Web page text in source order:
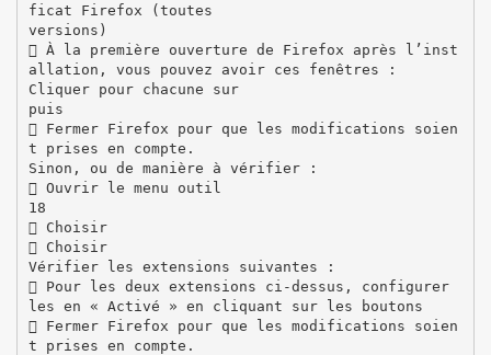
ficat Firefox (toutes
versions)
 À la première ouverture de Firefox après l’inst
allation, vous pouvez avoir ces fenêtres :
Cliquer pour chacune sur
puis
 Fermer Firefox pour que les modifications soien
t prises en compte.
Sinon, ou de manière à vérifier :
 Ouvrir le menu outil
18
 Choisir
 Choisir
Vérifier les extensions suivantes :
 Pour les deux extensions ci-dessus, configurer
les en « Activé » en cliquant sur les boutons
 Fermer Firefox pour que les modifications soien
t prises en compte.